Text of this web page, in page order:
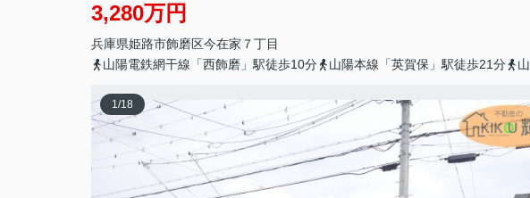
3,280万円
兵庫県姫路市飾磨区今在家 ７丁目
山陽電鉄網干線「西飾磨」駅徒歩10分
山陽本線「英賀保」駅徒歩21分
1/18